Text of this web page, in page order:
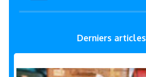
Derniers articles